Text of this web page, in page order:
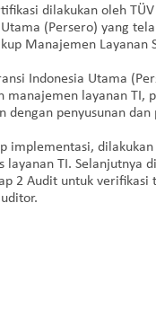
dilakukan oleh
(Persero) yang
Manajemen Layanan
Indonesia Utama
manajemen layanan TI,
dengan penyusunan
implementasi,
layanan TI. Selanjutnya
2 Audit untuk